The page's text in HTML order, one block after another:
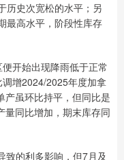
历史次宽松的水平；另
最高水平，阶段性库存
开始出现降雨低于正常
增2024/2025年度加拿
产虽环比持平，但同比是
同比增加，期末库存同
的利多影响，但7月及